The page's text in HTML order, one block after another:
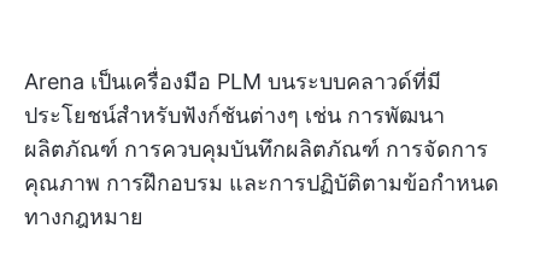
Arena เป็นเครื่องมือ PLM บนระบบคลาวด์ที่มี
ประโยชน์สำหรับฟังก์ชันต่างๆ เช่น การพัฒนา
ผลิตภัณฑ์ การควบคุมบันทึกผลิตภัณฑ์ การจัดการ
คุณภาพ การฝึกอบรม และการปฏิบัติตามข้อกำหนด
ทางกฎหมาย